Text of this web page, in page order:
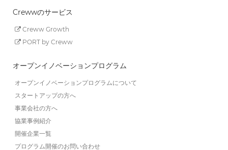
Crewwのサービス
Creww Growth
PORT by Creww
オープンイノベーションプログラム
オープンイノベーションプログラムについて
スタートアップの方へ
事業会社の方へ
協業事例紹介
開催企業一覧
プログラム開催のお問い合わせ